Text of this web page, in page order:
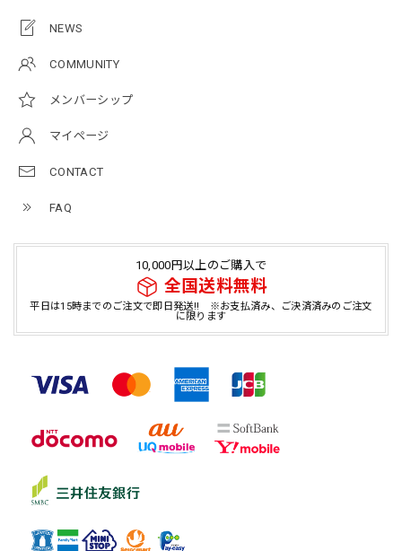
NEWS
COMMUNITY
メンバーシップ
マイページ
CONTACT
FAQ
10,000円以上のご購入で
全国送料無料
平日は15時までのご注文で即日発送!! ※お支払済み、ご決済済みのご注文
に限ります